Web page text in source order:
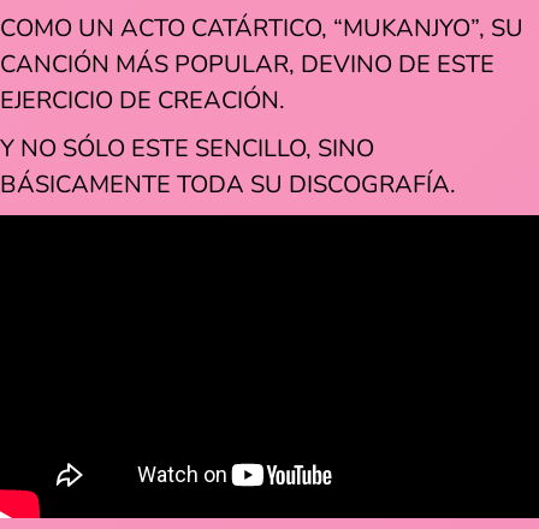
COMO UN ACTO CATÁRTICO, “MUKANJYO”, SU
CANCIÓN MÁS POPULAR, DEVINO DE ESTE
EJERCICIO DE CREACIÓN.
Y NO SÓLO ESTE SENCILLO, SINO
BÁSICAMENTE TODA SU DISCOGRAFÍA.